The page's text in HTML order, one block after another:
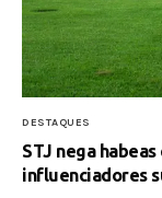
DESTAQUES
STJ nega
influenciadores